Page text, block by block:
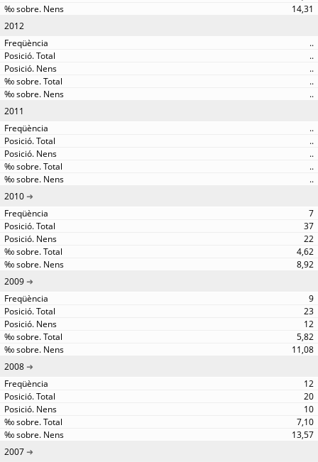
14,31
2012
..
..
..
..
..
2011
..
..
..
..
..
2010
7
37
22
4,62
8,92
2009
9
23
12
5,82
11,08
2008
12
20
10
7,10
13,57
2007